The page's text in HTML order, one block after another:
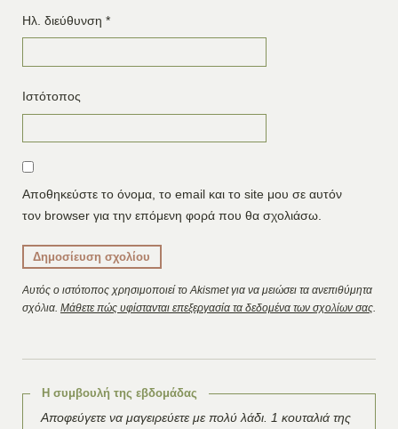
Ηλ. διεύθυνση *
Ιστότοπος
Αποθηκεύστε το όνομα, το email και το site μου σε αυτόν
τον browser για την επόμενη φορά που θα σχολιάσω.
Αυτός ο ιστότοπος χρησιμοποιεί το Akismet για να μειώσει τα ανεπιθύμητα
σχόλια. Μάθετε πώς υφίστανται επεξεργασία τα δεδομένα των σχολίων σας.
Η συμβουλή της εβδομάδας
Αποφεύγετε να μαγειρεύετε με πολύ λάδι. 1 κουταλιά της